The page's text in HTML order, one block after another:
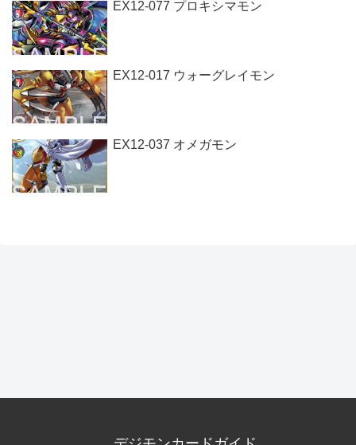
EX12-077 プロキシマモン
EX12-017 ウォーグレイモン
EX12-037 オメガモン